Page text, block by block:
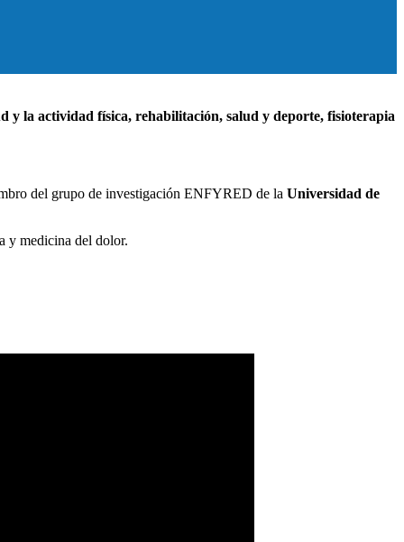
y la actividad física, rehabilitación, salud y deporte, fisioterapia
del grupo de investigación ENFYRED de la Universidad de
y medicina del dolor.